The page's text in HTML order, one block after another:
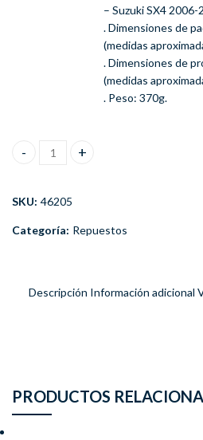
– Suzuki SX4 2006-
. Dimensiones de
(medidas
. Dimensiones de
(medidas
. Peso: 370g.
Luneta Espejo Retrovisor Suzuki
SKU: 46205
Categoría: Repuestos
Descripción Información adicional
PRODUCTOS